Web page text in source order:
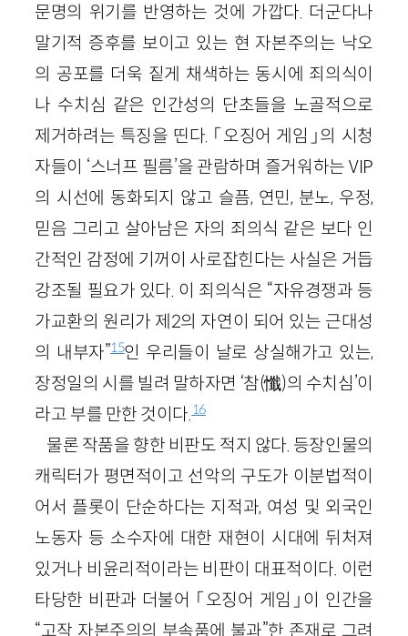
문명의 위기를 반영하는 것에 가깝다. 더군다나
말기적 증후를 보이고 있는 현 자본주의는 낙오
의 공포를 더욱 짙게 채색하는 동시에 죄의식이
나 수치심 같은 인간성의 단초들을 노골적으로
제거하려는 특징을 띤다. 「오징어 게임」의 시청
자들이 ‘스너프 필름’을 관람하며 즐거워하는 VIP
의 시선에 동화되지 않고 슬픔, 연민, 분노, 우정,
믿음 그리고 살아남은 자의 죄의식 같은 보다 인
간적인 감정에 기꺼이 사로잡힌다는 사실은 거듭
강조될 필요가 있다. 이 죄의식은 “자유경쟁과 등
가교환의 원리가 제2의 자연이 되어 있는 근대성
의 내부자”15인 우리들이 날로 상실해가고 있는,
장정일의 시를 빌려 말하자면 ‘참(懺)의 수치심’이
라고 부를 만한 것이다.16
물론 작품을 향한 비판도 적지 않다. 등장인물의
캐릭터가 평면적이고 선악의 구도가 이분법적이
어서 플롯이 단순하다는 지적과, 여성 및 외국인
노동자 등 소수자에 대한 재현이 시대에 뒤처져
있거나 비윤리적이라는 비판이 대표적이다. 이런
타당한 비판과 더불어 「오징어 게임」이 인간을
“고작 자본주의의 부속품에 불과”한 존재로 그려